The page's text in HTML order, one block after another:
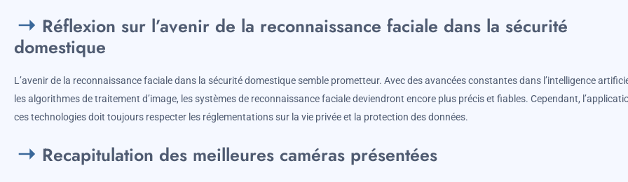
Réflexion sur l’avenir de la reconnaissance faciale dans la sécurité
domestique
L’avenir de la reconnaissance faciale dans la sécurité domestique semble prometteur. Avec des avancées constantes dans l’intelligence
les algorithmes de traitement d’image, les systèmes de reconnaissance faciale deviendront encore plus précis et fiables. Cependant,
ces technologies doit toujours respecter les réglementations sur la vie privée et la protection des données.
Recapitulation des meilleures caméras présentées